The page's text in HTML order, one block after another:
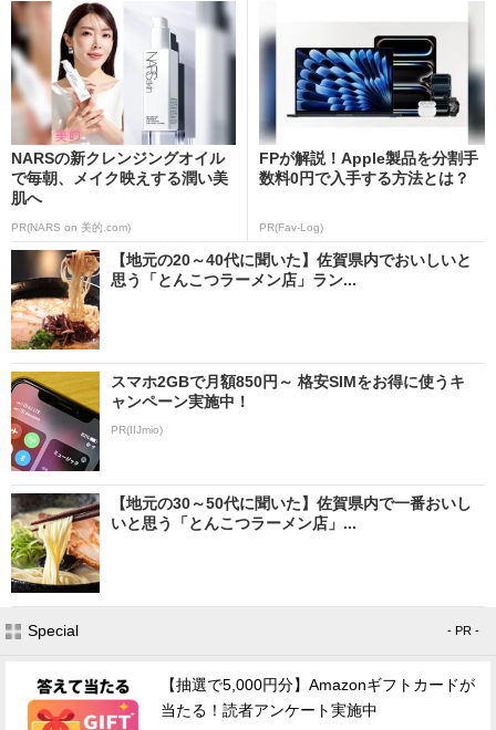
NARSの新クレンジングオイル
で毎朝、メイク映えする潤い美
肌へ
PR(NARS on 美的.com)
FPが解説！Apple製品を分割手
数料0円で入手する方法とは？
PR(Fav-Log)
【地元の20～40代に聞いた】佐賀県内でおいしいと
思う「とんこつラーメン店」ラン...
スマホ2GBで月額850円～ 格安SIMをお得に使うキ
ャンペーン実施中！
PR(IIJmio)
【地元の30～50代に聞いた】佐賀県内で一番おいし
いと思う「とんこつラーメン店」...
Special - PR -
【抽選で5,000円分】Amazonギフトカードが
当たる！読者アンケート実施中